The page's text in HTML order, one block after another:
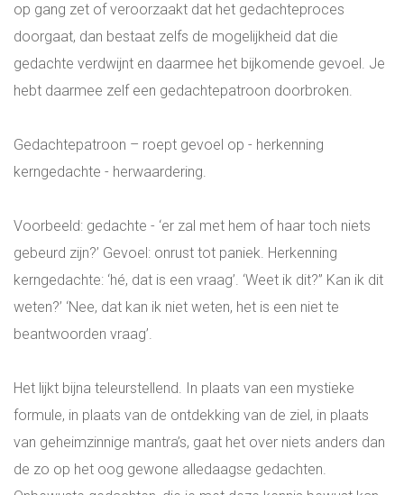
ALL-IN RECRUITMENT
op gang zet of veroorzaakt dat het gedachteproces
doorgaat, dan bestaat zelfs de mogelijkheid dat die
gedachte verdwijnt en daarmee het bijkomende gevoel. Je
hebt daarmee zelf een gedachtepatroon doorbroken.
Gedachtepatroon – roept gevoel op - herkenning
kerngedachte - herwaardering.
Voorbeeld: gedachte - ‘er zal met hem of haar toch niets
gebeurd zijn?’ Gevoel: onrust tot paniek. Herkenning
kerngedachte: ‘hé, dat is een vraag’. ‘Weet ik dit?’’ Kan ik dit
weten?’ ‘Nee, dat kan ik niet weten, het is een niet te
beantwoorden vraag’.
Het lijkt bijna teleurstellend. In plaats van een mystieke
formule, in plaats van de ontdekking van de ziel, in plaats
van geheimzinnige mantra’s, gaat het over niets anders dan
de zo op het oog gewone alledaagse gedachten.